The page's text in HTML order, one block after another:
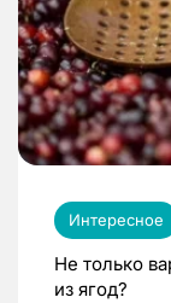
Интересное
Не только
из ягод?